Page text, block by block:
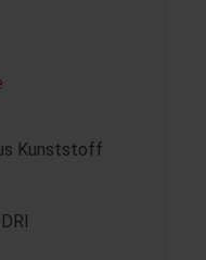
Kunststoff